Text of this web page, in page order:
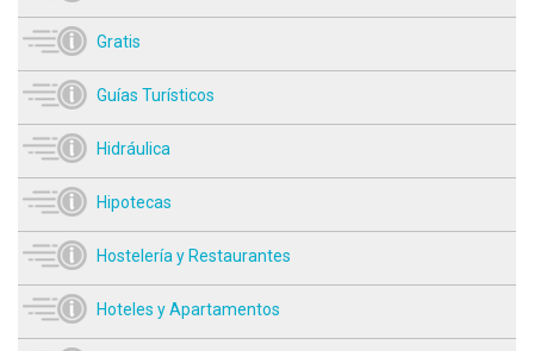
Gratis
Guías Turísticos
Hidráulica
Hipotecas
Hostelería y Restaurantes
Hoteles y Apartamentos